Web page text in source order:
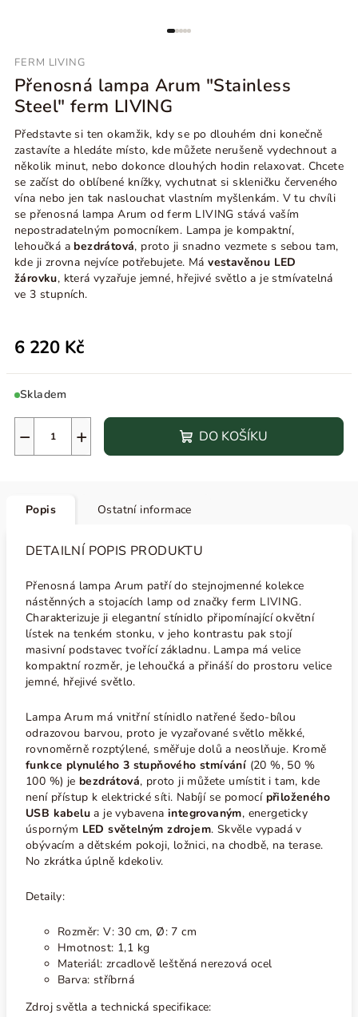
FERM LIVING
Přenosná lampa Arum "Stainless
Steel" ferm LIVING
Představte si ten okamžik, kdy se po dlouhém dni konečně
zastavíte a hledáte místo, kde můžete nerušeně vydechnout a
několik minut, nebo dokonce dlouhých hodin relaxovat. Chcete
se začíst do oblíbené knížky, vychutnat si skleničku červeného
vína nebo jen tak naslouchat vlastním myšlenkám. V tu chvíli
se přenosná lampa Arum od ferm LIVING stává vaším
nepostradatelným pomocníkem. Lampa je kompaktní,
lehoučká a bezdrátová, proto ji snadno vezmete s sebou tam,
kde ji zrovna nejvíce potřebujete. Mávestavěnou LED
žárovku, která vyzařuje jemné, hřejivé světlo a je stmívatelná
ve 3 stupních.
6 220 Kč
Skladem
+
− DO KOŠÍKU
Popis Ostatní informace
DETAILNÍ POPIS PRODUKTU
Přenosná lampa Arum patří do stejnojmenné kolekce
nástěnných a stojacích lamp od značky ferm LIVING.
Charakterizuje ji elegantní stínidlo připomínající okvětní
lístek na tenkém stonku, v jeho kontrastu pak stojí
masivní podstavec tvořící základnu. Lampa má velice
kompaktní rozměr, je lehoučká a přináší do prostoru velice
jemné, hřejivé světlo.
Lampa Arum má vnitřní stínidlo natřené šedo-bílou
odrazovou barvou, proto je vyzařované světlo měkké,
rovnoměrně rozptýlené, směřuje dolů a neoslňuje. Kromě
funkce plynulého 3 stupňového stmívání (20 %, 50 %
100 %) je bezdrátová, proto ji můžete umístit i tam, kde
není přístup k elektrické síti. Nabíjí se pomocí přiloženého
USB kabelu a je vybavena integrovaným, energeticky
úsporným LED světelným zdrojem. Skvěle vypadá v
obývacím a dětském pokoji, ložnici, na chodbě, na terase.
No zkrátka úplně kdekoliv.
Detaily:
Rozměr:V: 30 cm, Ø: 7 cm
Hmotnost: 1,1 kg
Materiál: zrcadlově leštěná nerezová ocel
Barva: stříbrná
Zdroj světla a technická specifikace: